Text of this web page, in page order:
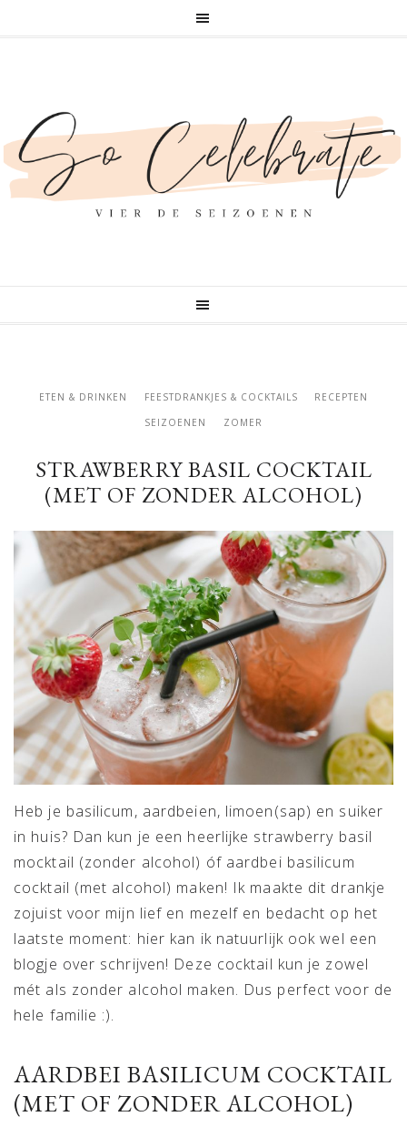
ETEN & DRINKEN FEESTDRANKJES & COCKTAILS
RECEPTEN
SEIZOENEN
ZOMER
STRAWBERRY BASIL COCKTAIL
(MET OF ZONDER ALCOHOL)
Heb je basilicum, aardbeien, limoen(sap) en suiker
in huis? Dan kun je een heerlijke strawberry basil
mocktail (zonder alcohol) óf aardbei basilicum
cocktail (met alcohol) maken! Ik maakte dit drankje
zojuist voor mijn lief en mezelf en bedacht op het
laatste moment: hier kan ik natuurlijk ook wel een
blogje over schrijven! Deze cocktail kun je zowel
mét als zonder alcohol maken. Dus perfect voor de
hele familie :).
AARDBEI BASILICUM COCKTAIL
(MET OF ZONDER ALCOHOL)